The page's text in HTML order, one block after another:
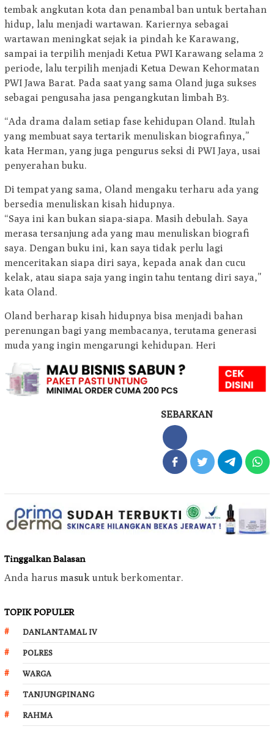
tembak angkutan kota dan penambal ban untuk bertahan
hidup, lalu menjadi wartawan. Kariernya sebagai
wartawan meningkat sejak ia pindah ke Karawang,
sampai ia terpilih menjadi Ketua PWI Karawang selama 2
periode, lalu terpilih menjadi Ketua Dewan Kehormatan
PWI Jawa Barat. Pada saat yang sama Oland juga sukses
sebagai pengusaha jasa pengangkutan limbah B3.
“Ada drama dalam setiap fase kehidupan Oland. Itulah
yang membuat saya tertarik menuliskan biografinya,”
kata Herman, yang juga pengurus seksi di PWI Jaya, usai
penyerahan buku.
Di tempat yang sama, Oland mengaku terharu ada yang
bersedia menuliskan kisah hidupnya.
“Saya ini kan bukan siapa-siapa. Masih debulah. Saya
merasa tersanjung ada yang mau menuliskan biografi
saya. Dengan buku ini, kan saya tidak perlu lagi
menceritakan siapa diri saya, kepada anak dan cucu
kelak, atau siapa saja yang ingin tahu tentang diri saya,”
kata Oland.
Oland berharap kisah hidupnya bisa menjadi bahan
perenungan bagi yang membacanya, terutama generasi
muda yang ingin mengarungi kehidupan. Heri
SEBARKAN
Tinggalkan Balasan
Anda harus masuk untuk berkomentar.
TOPIK POPULER
DANLANTAMAL IV
POLRES
WARGA
TANJUNGPINANG
RAHMA